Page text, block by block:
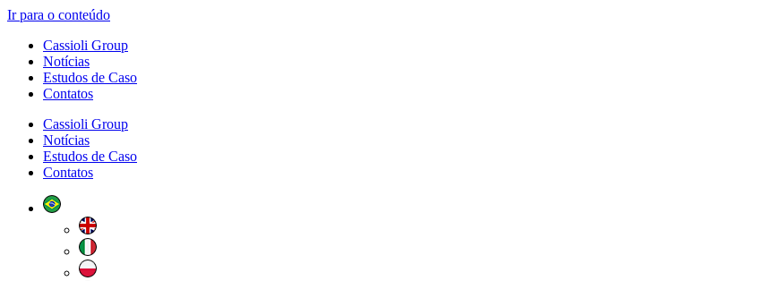
Ir para o conteúdo
Cassioli Group
Notícias
Estudos de Caso
Contatos
Cassioli Group
Notícias
Estudos de Caso
Contatos